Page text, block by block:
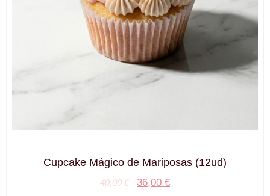
Cupcake Mágico de Mariposas (12ud)
40,00€ 36,00 €